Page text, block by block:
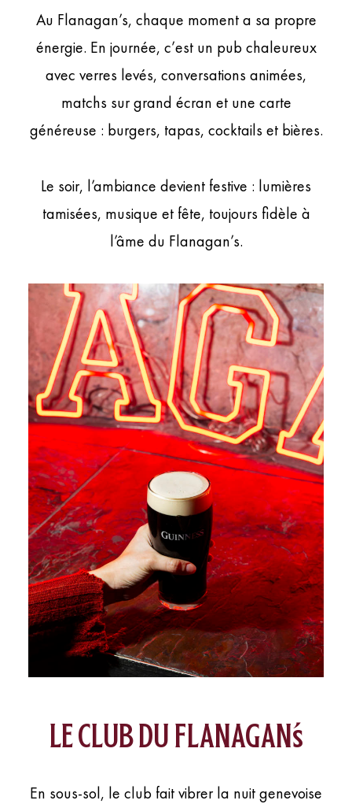
Au Flanagan’s, chaque moment a sa propre
énergie. En journée, c’est un pub chaleureux
avec verres levés, conversations animées,
matchs sur grand écran et une carte
généreuse : burgers, tapas, cocktails et bières.
Le soir, l’ambiance devient festive : lumières
tamisées, musique et fête, toujours fidèle à
l’âme du Flanagan’s.
le club du flanagan’s
En sous-sol, le club fait vibrer la nuit genevoise